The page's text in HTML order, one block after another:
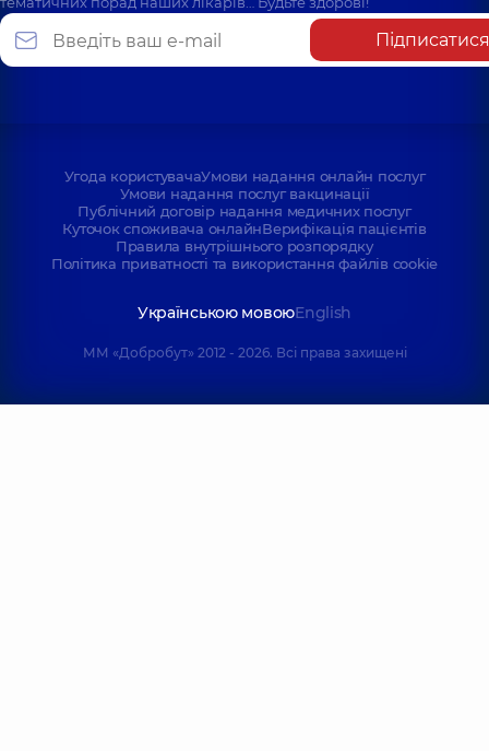
Підписатися
Угода користувачаУмови надання онлайн послуг
Умови надання послуг вакцинації
Публічний договір надання медичних послуг
Куточок споживача онлайнВерифікація пацієнтів
Правила внутрішнього розпорядку
Політика приватності та використання файлів cookie
Українською мовоюEnglish
ММ «Добробут» 2012 - 2026. Всі права захищені